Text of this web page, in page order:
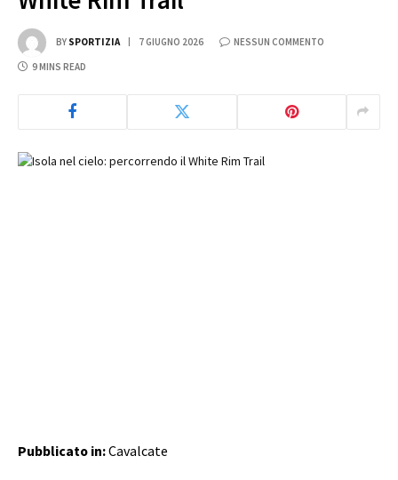
BY SPORTIZIA 7 GIUGNO 2026 NESSUN COMMENTO
9 MINS READ
Pubblicato in:Cavalcate